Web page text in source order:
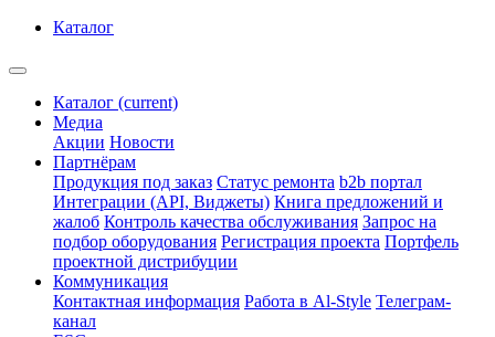
Каталог
Каталог (current)
Медиа
Акции Новости
Партнёрам
Продукция под заказ Статус ремонта b2b портал
Интеграции (API, Виджеты) Книга предложений и
жалоб Контроль качества обслуживания Запрос на
подбор оборудования Регистрация проекта Портфель
проектной дистрибуции
Коммуникация
Контактная информация Работа в Al-Style Телеграм-
канал